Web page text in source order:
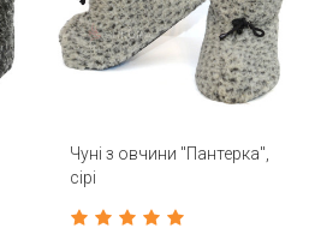
Чуні з овчини "Пантерка",
сірі